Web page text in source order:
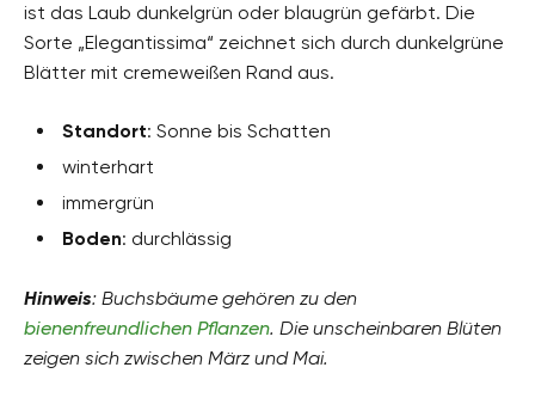
ist das Laub dunkelgrün oder blaugrün gefärbt. Die
Sorte „Elegantissima“ zeichnet sich durch dunkelgrüne
Blätter mit cremeweißen Rand aus.
Standort: Sonne bis Schatten
winterhart
immergrün
Boden: durchlässig
Hinweis: Buchsbäume gehören zu den
bienenfreundlichen Pflanzen. Die unscheinbaren Blüten
zeigen sich zwischen März und Mai.